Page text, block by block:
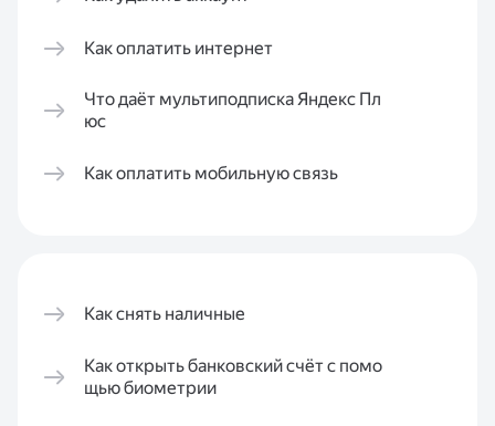
Как оплатить интернет
Что даёт мультиподписка Яндекс Пл
юс
Как оплатить мобильную связь
Как снять наличные
Как открыть банковский счёт с помо
щью биометрии